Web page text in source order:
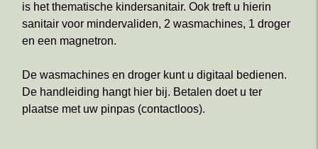
is het thematische kindersanitair. Ook treft u hierin
sanitair voor mindervaliden, 2 wasmachines, 1 droger
en een magnetron.
De wasmachines en droger kunt u digitaal bedienen.
De handleiding hangt hier bij. Betalen doet u ter
plaatse met uw pinpas (contactloos).